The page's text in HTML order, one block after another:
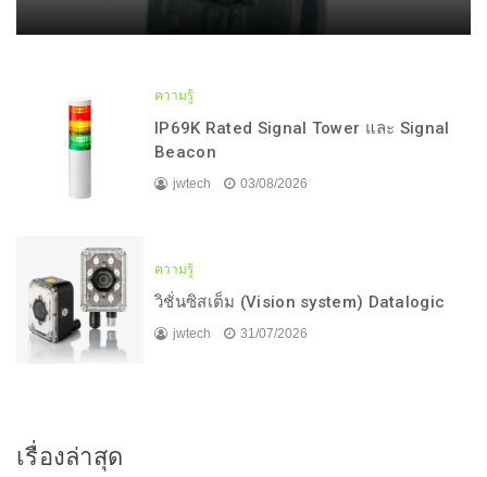
ความรู้
IP69K Rated Signal Tower และ Signal
Beacon
jwtech 03/08/2026
ความรู้
วิชั่นซิสเต็ม (Vision system) Datalogic
jwtech 31/07/2026
เรื่องล่าสุด